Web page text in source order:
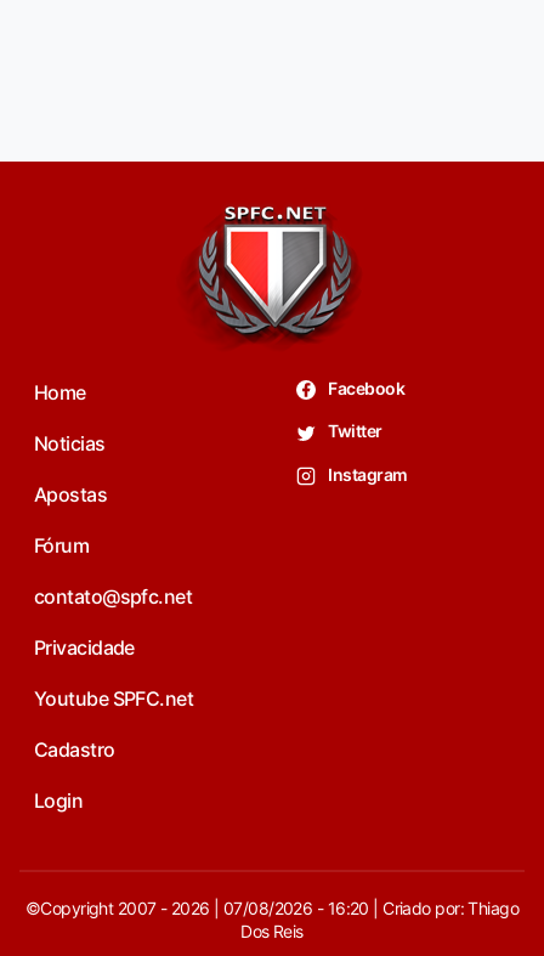
Home
Noticias
Apostas
Fórum
contato@spfc.net
Privacidade
Youtube SPFC.net
Cadastro
Login
Facebook
Twitter
Instagram
©Copyright 2007 - 2026 | 07/08/2026 - 16:20 | Criado por: Thiago
Dos Reis